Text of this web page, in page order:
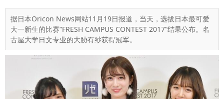
据日本Oricon News网站11月19日报道，当天，选拔日本最可爱
大一新生的比赛“FRESH CAMPUS CONTEST 2017”结果公布。名
古屋大学日文专业的大胁有纱获得冠军。